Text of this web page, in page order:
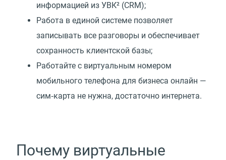
информацией из УВК² (CRM);
Работа в единой системе позволяет
записывать все разговоры и обеспечивает
сохранность клиентской базы;
Работайте с виртуальным номером
мобильного телефона для бизнеса онлайн —
сим‑карта не нужна, достаточно интернета.
Почему виртуальные